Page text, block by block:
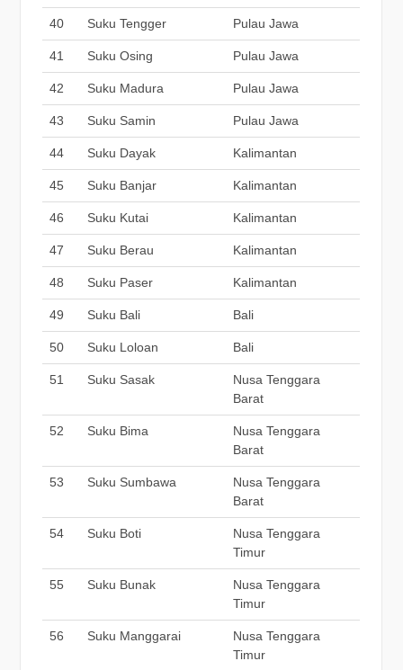
40 Suku Tengger Pulau Jawa
41 Suku Osing Pulau Jawa
42 Suku Madura Pulau Jawa
43 Suku Samin Pulau Jawa
44 Suku Dayak Kalimantan
45 Suku Banjar Kalimantan
46 Suku Kutai Kalimantan
47 Suku Berau Kalimantan
48 Suku Paser Kalimantan
49 Suku Bali Bali
50 Suku Loloan Bali
51 Suku Sasak
Nusa Tenggara
Barat
52 Suku Bima
Nusa Tenggara
Barat
53 Suku Sumbawa
Nusa Tenggara
Barat
54 Suku Boti
Nusa Tenggara
Timur
55 Suku Bunak
Nusa Tenggara
Timur
56 Suku Manggarai
Nusa Tenggara
Timur